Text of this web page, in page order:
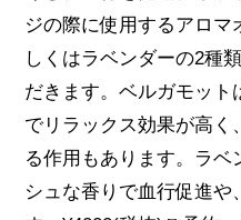
ジの際に使用するアロマ
しくはラベンダーの2種
だきます。ベルガモット
でリラックス効果が高く
る作用もあります。ラベ
シュな香りで血行促進